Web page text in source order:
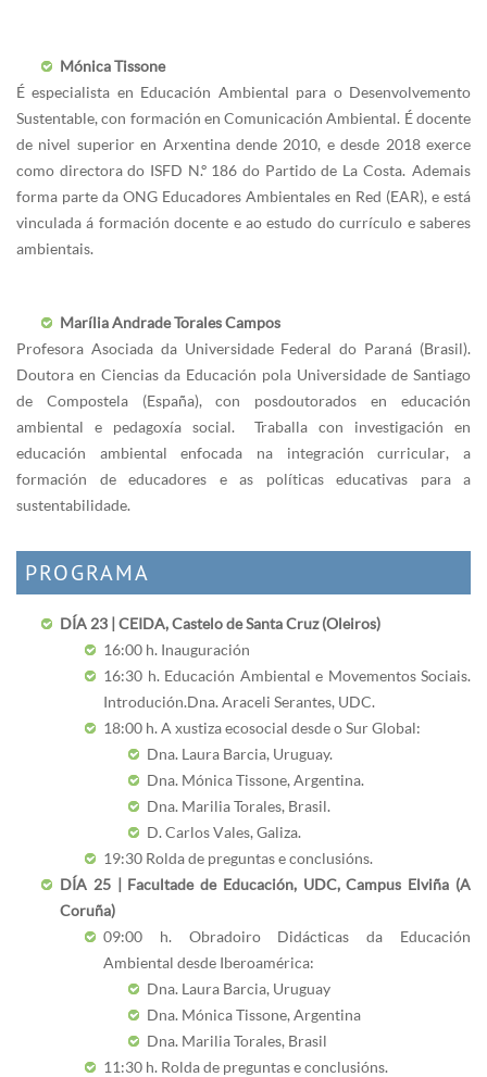
Mónica Tissone
É especialista en Educación Ambiental para o Desenvolvemento
Sustentable, con formación en Comunicación Ambiental. É docente
de nivel superior en Arxentina dende 2010, e desde 2018 exerce
como directora do ISFD N.º 186 do Partido de La Costa. Ademais
forma parte da ONG Educadores Ambientales en Red (EAR), e está
vinculada á formación docente e ao estudo do currículo e saberes
ambientais.
Marília Andrade Torales Campos
Profesora Asociada da Universidade Federal do Paraná (Brasil).
Doutora en Ciencias da Educación pola Universidade de Santiago
de Compostela (España), con posdoutorados en educación
ambiental e pedagoxía social. Traballa con investigación en
educación ambiental enfocada na integración curricular, a
formación de educadores e as políticas educativas para a
sustentabilidade.
PROGRAMA
DÍA 23 | CEIDA, Castelo de Santa Cruz (Oleiros)
16:00 h. Inauguración
16:30 h. Educación Ambiental e Movementos Sociais.
Introdución. Dna. Araceli Serantes, UDC.
18:00 h. A xustiza ecosocial desde o Sur Global:
Dna. Laura Barcia, Uruguay.
Dna. Mónica Tissone, Argentina.
Dna. Marilia Torales, Brasil.
D. Carlos Vales, Galiza.
19:30 Rolda de preguntas e conclusións.
DÍA 25 | Facultade de Educación, UDC, Campus Elviña (A
Coruña)
09:00 h. Obradoiro Didácticas da Educación
Ambiental desde Iberoamérica:
Dna. Laura Barcia, Uruguay
Dna. Mónica Tissone, Argentina
Dna. Marilia Torales, Brasil
11:30 h. Rolda de preguntas e conclusións.